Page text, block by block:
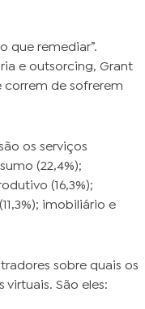
que remediar”.
e outsorcing, Grant
correm de sofrerem
os serviços
(22,4%);
(16,3%);
imobiliário e
sobre quais os
São eles: